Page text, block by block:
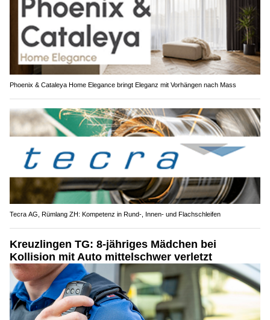
Phoenix & Cataleya Home Elegance bringt Eleganz mit Vorhängen nach Mass
Tecra AG, Rümlang ZH: Kompetenz in Rund-, Innen- und Flachschleifen
Kreuzlingen TG: 8-jähriges Mädchen bei
Kollision mit Auto mittelschwer verletzt